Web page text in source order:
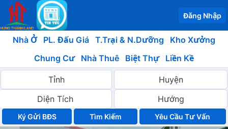
Đăng Nhập
Nhà Ở PL. Đấu Giá T.Trại & N.Dưỡng
Kho Xưởng
Chung Cư
Nhà Thuê Biệt Thự Liền Kề
Ký Gửi BĐS Yêu Cầu Tư Vấn